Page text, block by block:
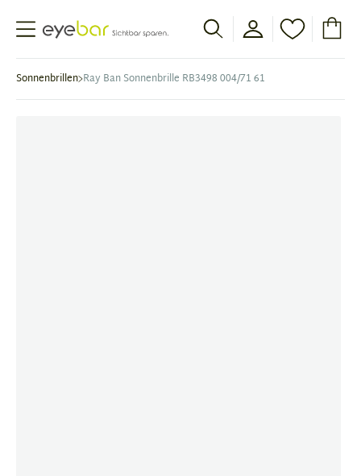
Abele Optic
Sonnenbrillen Ray Ban Sonnenbrille RB3498 004/71 61